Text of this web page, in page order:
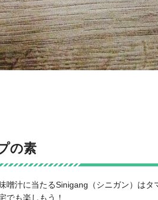
の素
噌汁に当たるSinigang（シニガン）は
でも楽しもう！